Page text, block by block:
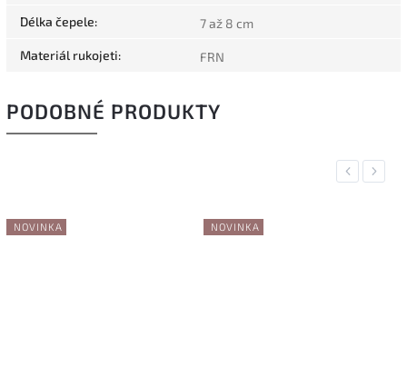
Délka čepele: 7 až 8 cm
Materiál rukojeti: FRN
PODOBNÉ PRODUKTY
Previous
NOVINKA NOVINKA
Next